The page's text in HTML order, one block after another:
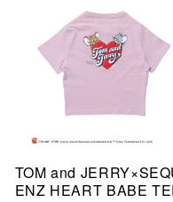
TOM and
ENZ HEART BABE